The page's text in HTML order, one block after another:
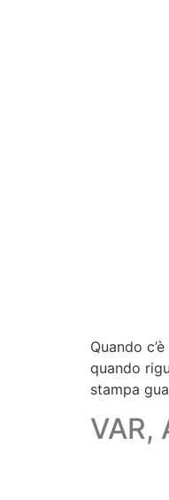
Quando
quando
stampa
VAR,